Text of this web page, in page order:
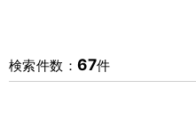
検索件数：67件